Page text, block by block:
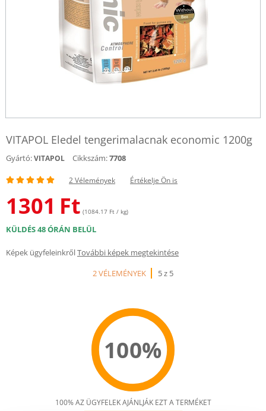
VITAPOL Eledel tengerimalacnak economic 1200g
Gyártó:VITAPOL Cikkszám:7708
2 Vélemények Értékelje Ön is
1301 Ft (1084.17 Ft / kg)
KÜLDÉS 48 ÓRÁN BELÜL
Képek ügyfeleinkrőlTovábbi képek megtekintése
2 VÉLEMÉNYEK
5 z 5
100%
100% AZ ÜGYFELEK AJÁNLJÁK EZT A TERMÉKET